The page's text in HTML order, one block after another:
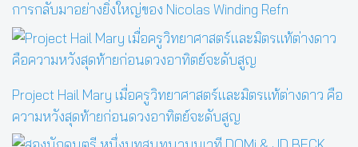
การกลับมาอย่างยิ่งใหญ่ของ Nicolas Winding Refn
Project Hail Mary เมื่อครูวิทยาศาสตร์และมิตรแท้ต่างดาว คือ
ความหวังสุดท้ายก่อนดวงอาทิตย์จะดับสูญ